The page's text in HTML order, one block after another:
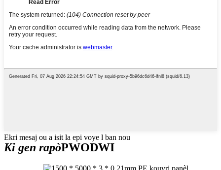
Ekri mesaj ou a isit la epi voye l ban nou
Ki gen rapòPWODWI